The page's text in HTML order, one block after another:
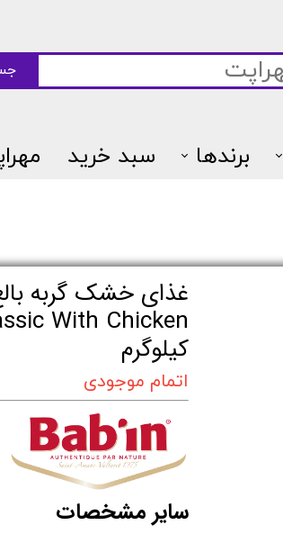
برندها سبد خرید
غذای خشک گربه
کیلوگرم
اتمام موجودی
سایر مشخصات